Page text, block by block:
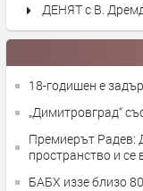
ДЕНЯТ с В.
18-годишен е
„Димитровград“
Премиерът Радев:
пространство и се
БАБХ иззе близо